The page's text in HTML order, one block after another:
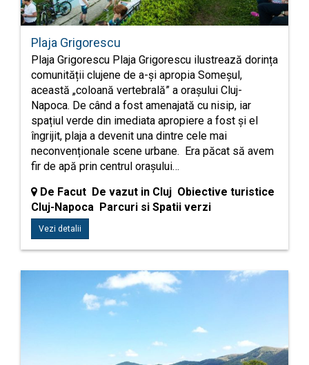
Plaja Grigorescu
Plaja Grigorescu Plaja Grigorescu ilustrează dorința
comunității clujene de a-și apropia Someșul,
această „coloană vertebrală” a orașului Cluj-
Napoca. De când a fost amenajată cu nisip, iar
spațiul verde din imediata apropiere a fost și el
îngrijit, plaja a devenit una dintre cele mai
neconvenționale scene urbane. Era păcat să avem
fir de apă prin centrul orașului…
De Facut De vazut in Cluj Obiective turistice
Cluj-Napoca Parcuri si Spatii verzi
Vezi detalii